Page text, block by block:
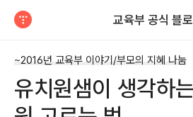
교육부 공식 블
~2016년 교육부 이야기/부모의 지혜 나눔
유치원샘이 생각하